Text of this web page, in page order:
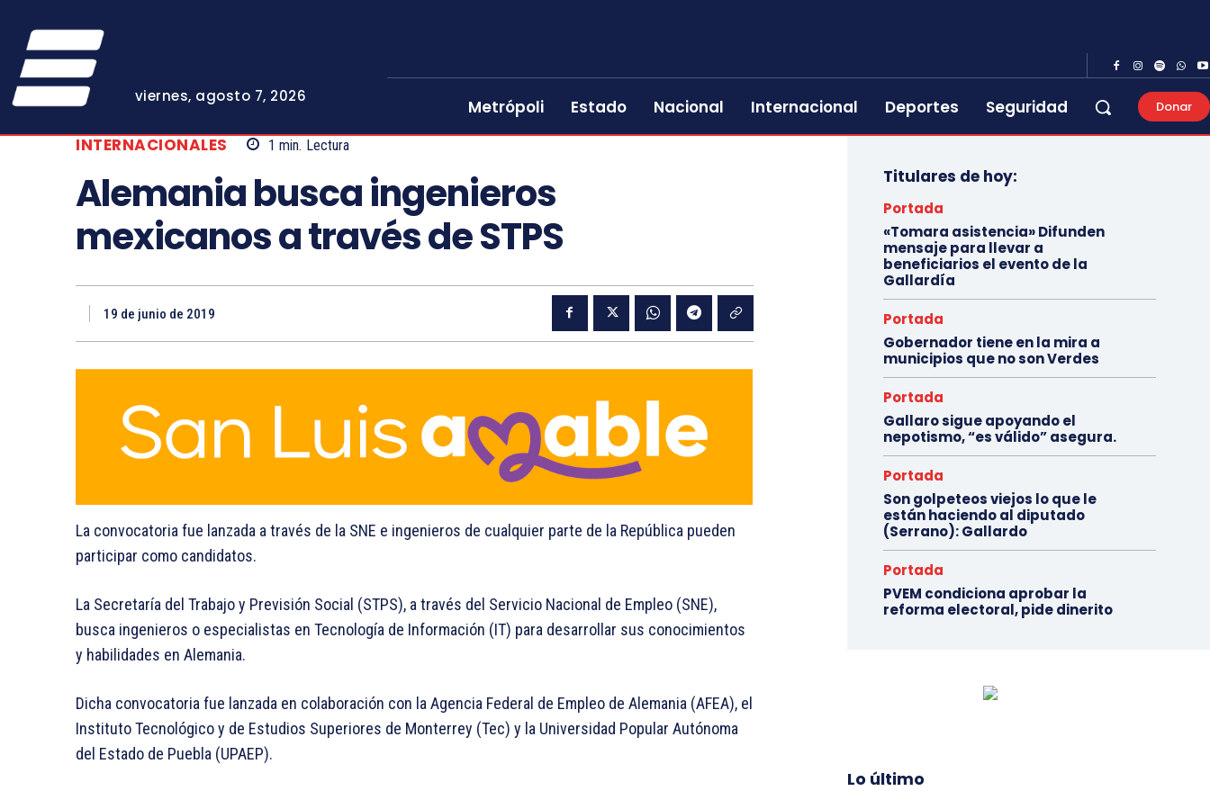
viernes, agosto 7, 2026
Metrópoli Estado Nacional Internacional Deportes Seguridad Donar
INTERNACIONALES 1 min. Lectura
Alemania busca ingenieros
mexicanos a través de STPS
19 de junio de 2019
La convocatoria fue lanzada a través de la SNE e ingenieros de cualquier parte de la República pueden
participar como candidatos.
La Secretaría del Trabajo y Previsión Social (STPS), a través del Servicio Nacional de Empleo (SNE),
busca ingenieros o especialistas en Tecnología de Información (IT) para desarrollar sus conocimientos
y habilidades en Alemania.
Dicha convocatoria fue lanzada en colaboración con la Agencia Federal de Empleo de Alemania (AFEA), el
Instituto Tecnológico y de Estudios Superiores de Monterrey (Tec) y la Universidad Popular Autónoma
del Estado de Puebla (UPAEP).
Titulares de hoy:
Portada
«Tomara asistencia» Difunden
mensaje para llevar a
beneficiarios el evento de la
Gallardía
Portada
Gobernador tiene en la mira a
municipios que no son Verdes
Portada
Gallaro sigue apoyando el
nepotismo, “es válido” asegura.
Portada
Son golpeteos viejos lo que le
están haciendo al diputado
(Serrano): Gallardo
Portada
PVEM condiciona aprobar la
reforma electoral, pide dinerito
Lo último